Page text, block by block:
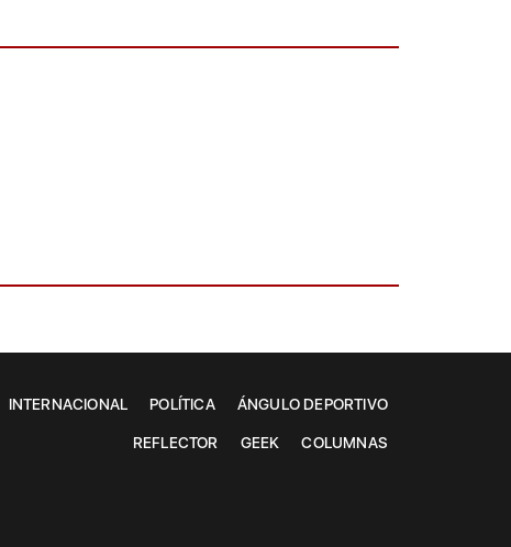
INTERNACIONAL POLÍTICA ÁNGULO DEPORTIVO
REFLECTOR GEEK COLUMNAS